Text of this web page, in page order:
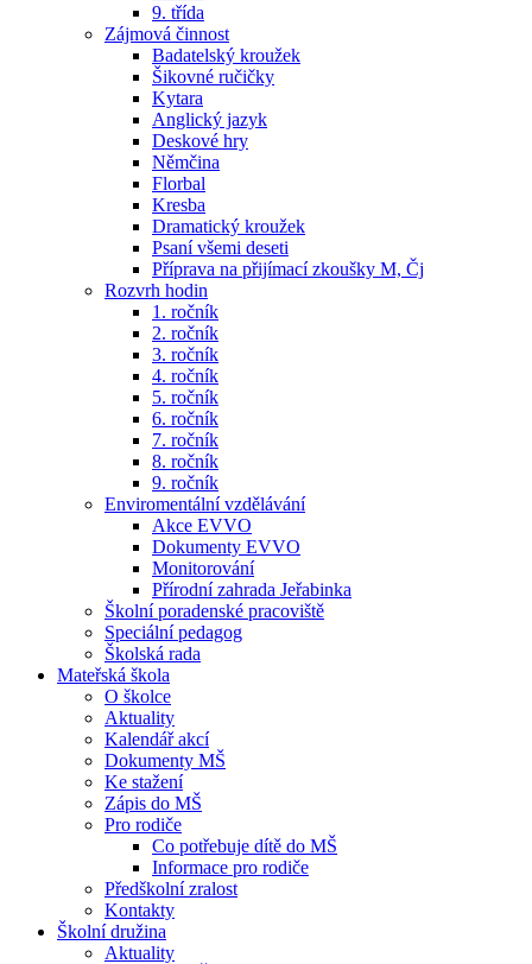
9. třída
Zájmová činnost
Badatelský kroužek
Šikovné ručičky
Kytara
Anglický jazyk
Deskové hry
Němčina
Florbal
Kresba
Dramatický kroužek
Psaní všemi deseti
Příprava na přijímací zkoušky M, Čj
Rozvrh hodin
1. ročník
2. ročník
3. ročník
4. ročník
5. ročník
6. ročník
7. ročník
8. ročník
9. ročník
Enviromentální vzdělávání
Akce EVVO
Dokumenty EVVO
Monitorování
Přírodní zahrada Jeřabinka
Školní poradenské pracoviště
Speciální pedagog
Školská rada
Mateřská škola
O školce
Aktuality
Kalendář akcí
Dokumenty MŠ
Ke stažení
Zápis do MŠ
Pro rodiče
Co potřebuje dítě do MŠ
Informace pro rodiče
Předškolní zralost
Kontakty
Školní družina
Aktuality